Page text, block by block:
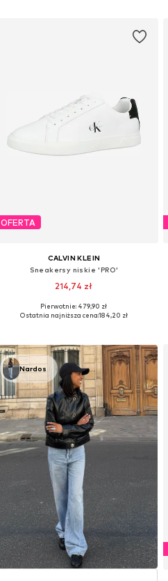
OFERTA
CALVIN KLEIN
Sneakersy niskie 'PRO'
214,74 zł
Dostępne rozmiary: 36, 37, 38, 39, 40, 41
Pierwotnie: 479,90 zł
Ostatnia najniższa cena:184,20 zł
Nardos